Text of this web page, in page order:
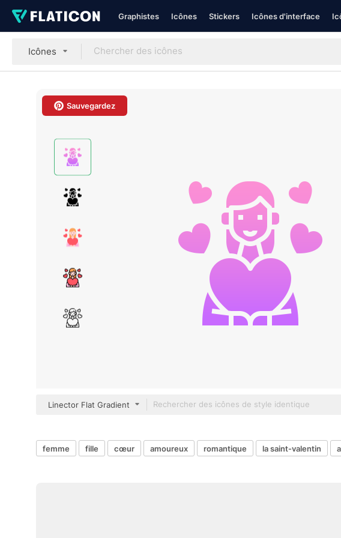
Graphistes Icônes Stickers Icônes d'interface
Icônes
Sauvegardez
Linector Flat Gradient
femme fille cœur amoureux romantique la saint-valentin